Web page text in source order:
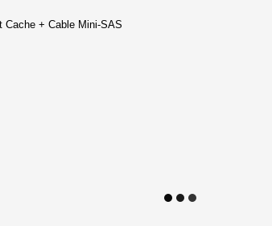
графических
и целостность данных,
работы сервера.
быстрый доступ к
для создания
Cache + Cable Mini-SAS